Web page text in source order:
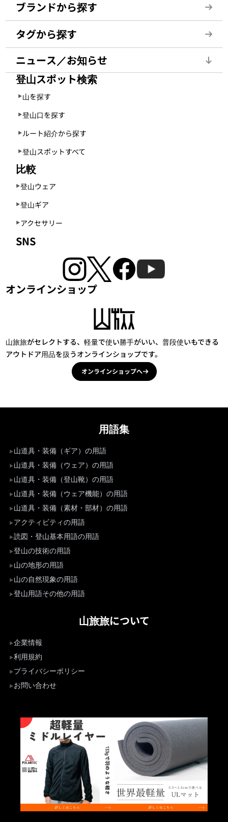
ブランドから探す
タグから探す
ニュース／お知らせ
登山スポット検索
山を探す
登山口を探す
ルート紹介から探す
登山スポットすべて
比較
登山ウェア
登山ギア
アクセサリー
SNS
オンラインショップ
山旅旅がセレクトする、軽量で使い勝手がいい、普段使いもできる
アウトドア用品を扱うオンラインショップです。
オンラインショップへ
用語集
山道具・装備（ギア）の用語
山道具・装備（ウェア）の用語
山道具・装備（登山靴）の用語
山道具・装備（ウェア機能）の用語
山道具・装備（素材・部材）の用語
アクティビティの用語
読図・登山基本用語の用語
登山の技術の用語
山の地形の用語
山の自然現象の用語
登山用語その他の用語
山旅旅について
企業情報
利用規約
プライバシーポリシー
お問い合わせ